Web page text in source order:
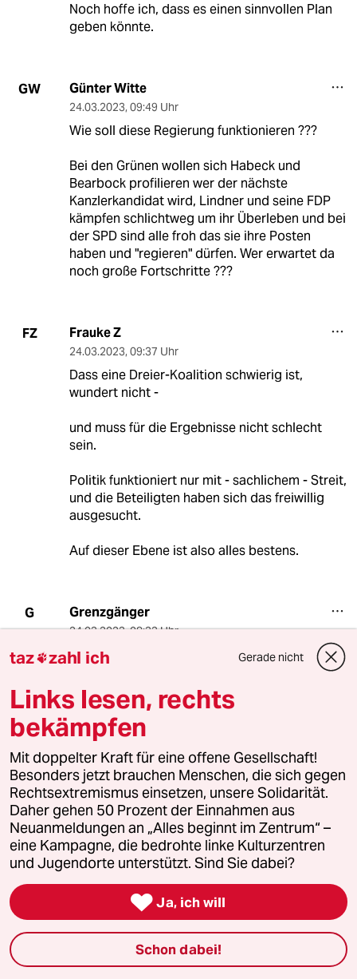
Noch hoffe ich, dass es einen sinnvollen Plan
geben könnte.
GW Günter Witte
24.03.2023, 09:49 Uhr
Wie soll diese Regierung funktionieren ???
Bei den Grünen wollen sich Habeck und
Bearbock profilieren wer der nächste
Kanzlerkandidat wird, Lindner und seine FDP
kämpfen schlichtweg um ihr Überleben und bei
der SPD sind alle froh das sie ihre Posten
haben und "regieren" dürfen. Wer erwartet da
noch große Fortschritte ???
FZ Frauke Z
24.03.2023, 09:37 Uhr
Dass eine Dreier-Koalition schwierig ist,
wundert nicht -
und muss für die Ergebnisse nicht schlecht
sein.
Politik funktioniert nur mit - sachlichem - Streit,
und die Beteiligten haben sich das freiwillig
ausgesucht.
Auf dieser Ebene ist also alles bestens.
G Grenzgänger
24.03.2023,08:33 Uhr
taz.de/Die-Wahrheit/!5823841/
meistkommentiert
1 Krise der Demokratie
AfD-Wählen als Triebabfuhr
2 Zivildienst
Zwangsdienst als Randnotiz
3 Forstwissenschaftler über Brände
„Der Mythos vom Brandstifter hält sich
hartnäckig“
taz zahl ich Gerade nicht
Links lesen, rechts
bekämpfen
Mit doppelter Kraft für eine offene Gesellschaft!
Besonders jetzt brauchen Menschen, die sich gegen
Rechtsextremismus einsetzen, unsere Solidarität.
Daher gehen 50 Prozent der Einnahmen aus
Neuanmeldungen an „Alles beginnt im Zentrum“ –
eine Kampagne, die bedrohte linke Kulturzentren
und Jugendorte unterstützt. Sind Sie dabei?
 Ja, ich will
Schon dabei!